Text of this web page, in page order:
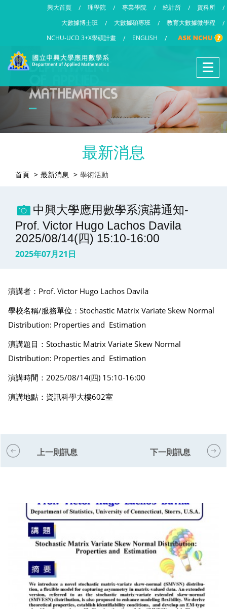
興大首頁 / 理學院 / 專業學院 / 統計所 / 資科所
/
大數據博士班
/ 大數據碩專班 / 教育大數據微學程
/
NCHU-UCD 3+X學碩計畫
/ ENGLISH /
最新消息
首頁 最新消息 學術活動
中興大學應用數學系演講通知-
Prof. Victor Hugo Lachos Davila
2025/08/14(四) 15:10-16:00
2025年07月21日
演講者：Prof. Victor Hugo Lachos Davila
學校名稱/服務單位：Stochastic Matrix Variate Skew Normal
Distribution: Properties and Estimation
演講題目：Stochastic Matrix Variate Skew Normal
Distribution: Properties and Estimation
演講時間：2025/08/14(四) 15:10-16:00
演講地點：資訊科學大樓602室
上一則訊息 下一則訊息